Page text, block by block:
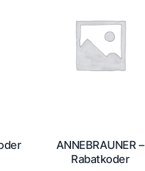
ANNEBRAUNER –
Rabatkoder